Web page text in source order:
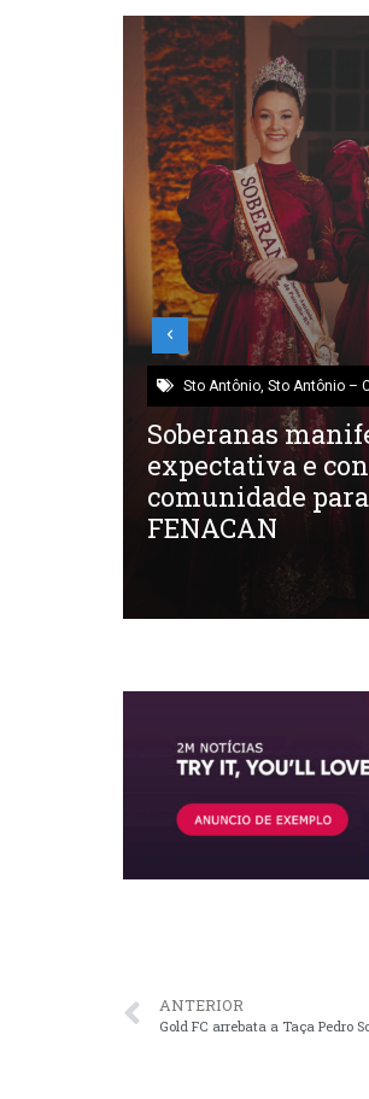
Sto Antônio, Sto Antônio –
Soberanas
expectativa e
comunidade
FENACAN
ANTERIOR